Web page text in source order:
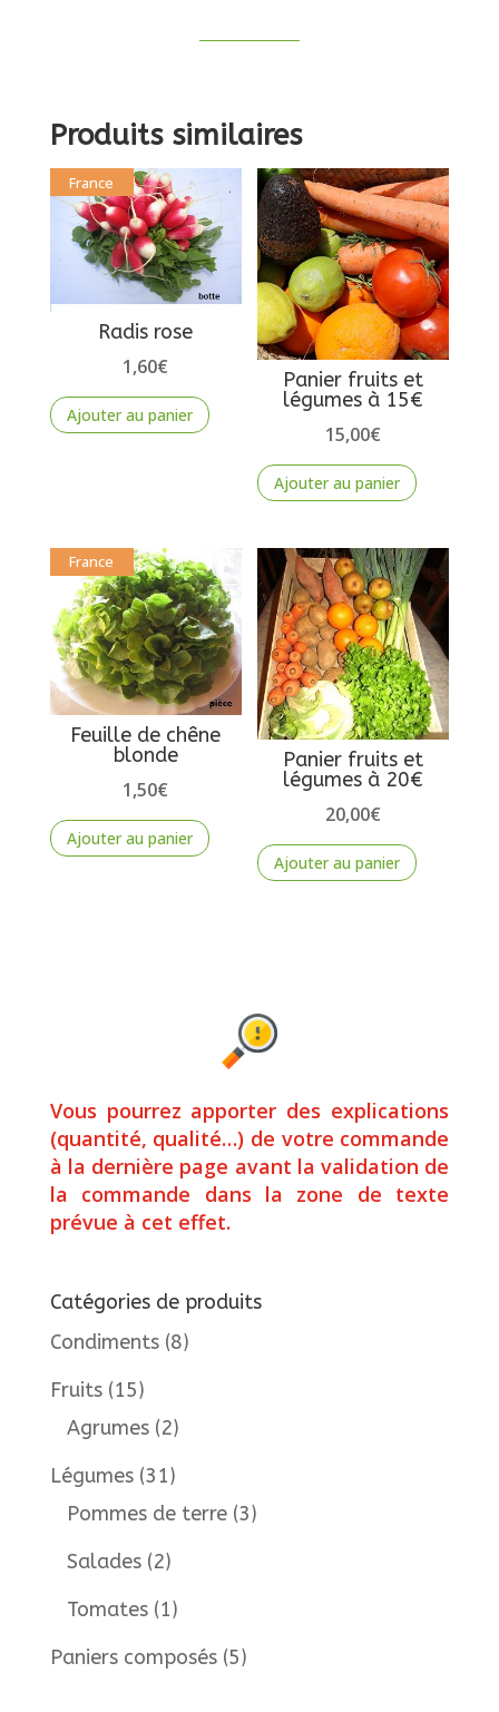
Produits similaires
France
Radis rose
1,60€
Ajouter au panier
Panier fruits et
légumes à 15€
15,00€
Ajouter au panier
France
Feuille de chêne
blonde
1,50€
Ajouter au panier
Panier fruits et
légumes à 20€
20,00€
Ajouter au panier
Vous pourrez apporter des explications
(quantité, qualité…) de votre commande
à la dernière page avant la validation de
la commande dans la zone de texte
prévue à cet effet.
Catégories de produits
Condiments (8)
Fruits (15)
Agrumes (2)
Légumes (31)
Pommes de terre (3)
Salades (2)
Tomates (1)
Paniers composés (5)